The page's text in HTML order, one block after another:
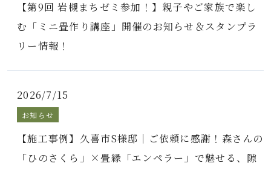
【第9回 岩槻まちゼミ参加！】親子やご家族で楽し
む「ミニ畳作り講座」開催のお知らせ＆スタンプラ
リー情報！
2026/7/15
お知らせ
【施工事例】久喜市S様邸｜ご依頼に感謝！森さんの
「ひのさくら」×畳縁「エンペラー」で魅せる、隙